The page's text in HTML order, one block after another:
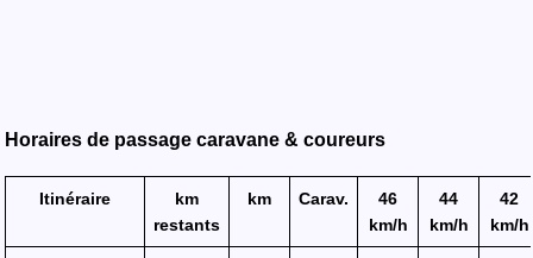
Horaires de passage caravane & coureurs
Itinéraire
km
restants
km Carav.
46
km/h
44
km/h
42
km/h